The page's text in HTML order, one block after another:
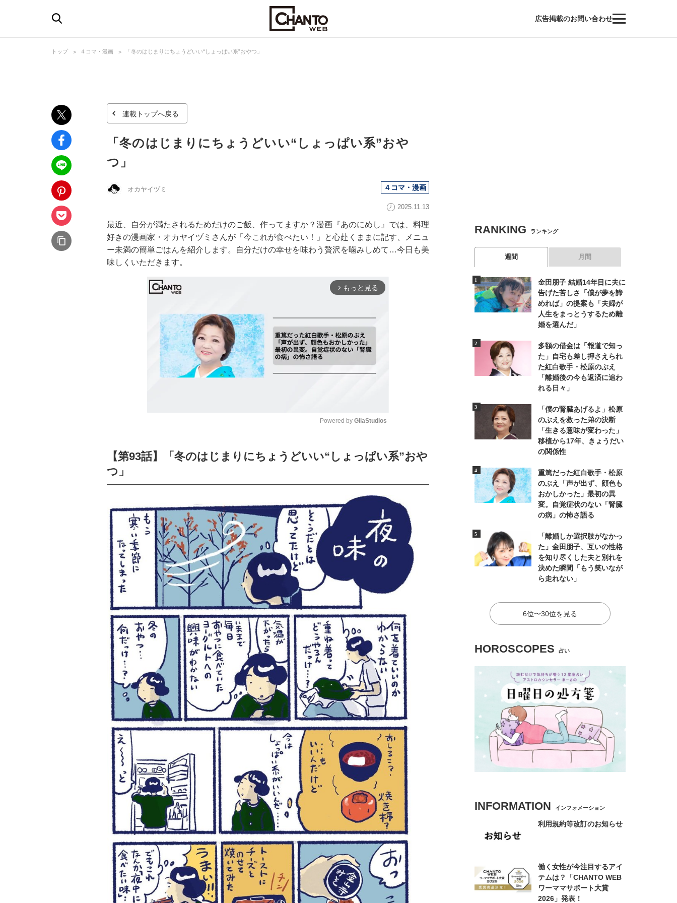
広告掲載のお問い合わせ
トップ ４コマ・漫画 「冬のはじまりにちょうどいい“しょっぱい系”おやつ」
連載トップへ戻る
「冬のはじまりにちょうどいい“しょっぱい系”おや
つ」
オカヤイヅミ ４コマ・漫画
2025.11.13
最近、自分が満たされるためだけのご飯、作ってますか？漫画『あのにめし』では、料理
好きの漫画家・オカヤイヅミさんが「今これが食べたい！」と心赴くままに記す、メニュ
ー未満の簡単ごはんを紹介します。自分だけの幸せを味わう贅沢を噛みしめて…今日も美
味しくいただきます。
arrow_forward_ios もっと見る
Powered by GliaStudios
【第93話】「冬のはじまりにちょうどいい“しょっぱい系”おや
つ」
RANKING ランキング
週間 月間
金田朋子 結婚14年目に夫に
告げた苦しさ「僕が夢を諦
めれば」の提案も「夫婦が
人生をまっとうするため離
婚を選んだ」
多額の借金は「報道で知っ
た」自宅も差し押さえられ
た紅白歌手・松原のぶえ
「離婚後の今も返済に追わ
れる日々」
「僕の腎臓あげるよ」松原
のぶえを救った弟の決断
「生きる意味が変わった」
移植から17年、きょうだい
の関係性
重篤だった紅白歌手・松原
のぶえ「声が出ず、顔色も
おかしかった」最初の異
変。自覚症状のない「腎臓
の病」の怖さ語る
「離婚しか選択肢がなかっ
た」金田朋子、互いの性格
を知り尽くした夫と別れを
決めた瞬間「もう笑いなが
ら走れない」
6位〜30位を見る
HOROSCOPES 占い
INFORMATION インフォメーション
利用規約等改訂のお知らせ
働く女性が今注目するアイ
テムは？「CHANTO WEB
ワーママサポート大賞
2026」発表！